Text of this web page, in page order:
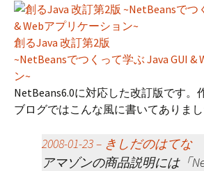
創るJava 改訂第2版
~NetBeansでつくって学ぶ Java GUI &
ン~
NetBeans6.0に対応した改訂版です。
ブログではこんな風に書いてありまし
2008-01-23 – きしだのはてな
アマゾンの商品説明には「